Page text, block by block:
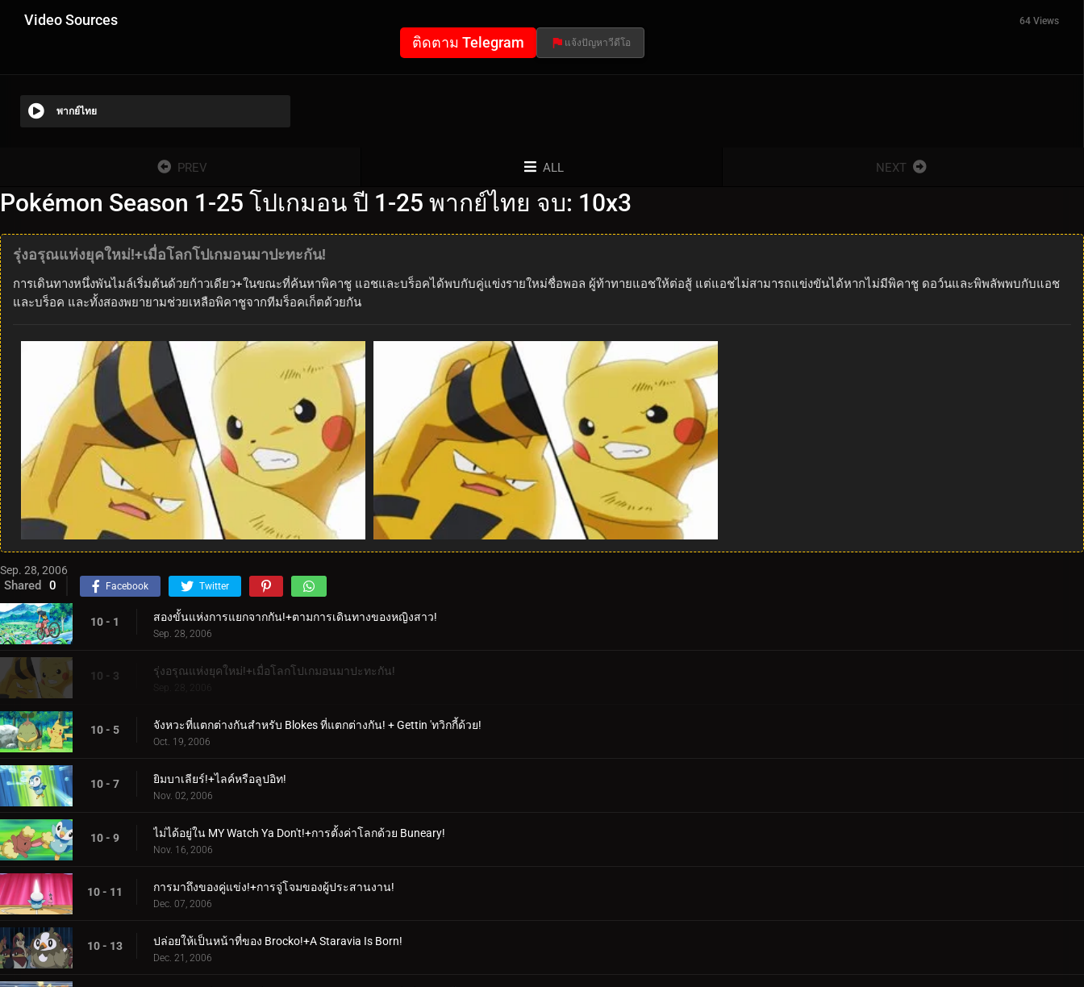
Video Sources 64 Views
ติดตาม Telegram แจ้งปัญหาวีดีโอ
พากย์ไทย
PREV ALL NEXT
Pokémon Season 1-25 โปเกมอน ปี 1-25 พากย์ไทย จบ: 10x3
รุ่งอรุณแห่งยุคใหม่!+เมื่อโลกโปเกมอนมาปะทะกัน!
การเดินทางหนึ่งพันไมล์เริ่มต้นด้วยก้าวเดียว+ในขณะที่ค้นหาพิคาชู แอชและบร็อคได้พบกับคู่แข่งรายใหม่ชื่อพอล ผู้ท้าทายแอชให้ต่อสู้ แต่แอชไม่สามารถแข่งขันได้หากไม่มีพิคาชู ดอว์นและพิพลัพพบกับแอช
และบร็อค และทั้งสองพยายามช่วยเหลือพิคาชูจากทีมร็อคเก็ตด้วยกัน
Sep. 28, 2006
Shared 0 Facebook Twitter
10 - 1 สองขั้นแห่งการแยกจากกัน!+ตามการเดินทางของหญิงสาว!
Sep. 28, 2006
10 - 3 รุ่งอรุณแห่งยุคใหม่!+เมื่อโลกโปเกมอนมาปะทะกัน!
Sep. 28, 2006
10 - 5 จังหวะที่แตกต่างกันสำหรับ Blokes ที่แตกต่างกัน! + Gettin 'ทวิกกี้ด้วย!
Oct. 19, 2006
10 - 7 ยิมบาเลียร์!+ไลค์หรือลูปอิท!
Nov. 02, 2006
10 - 9 ไม่ได้อยู่ใน MY Watch Ya Don't!+การตั้งค่าโลกด้วย Buneary!
Nov. 16, 2006
10 - 11 การมาถึงของคู่แข่ง!+การจู่โจมของผู้ประสานงาน!
Dec. 07, 2006
10 - 13 ปล่อยให้เป็นหน้าที่ของ Brocko!+A Staravia Is Born!
Dec. 21, 2006